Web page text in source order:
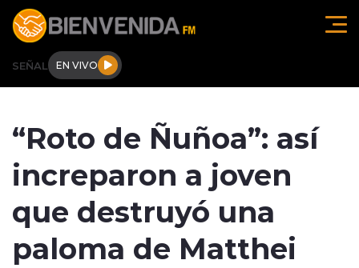
Click acá para ir directamente al contenido
SEÑAL EN VIVO
Región de O'higgins
Regionales
Tendencias
“Roto de Ñuñoa”: así
increparon a joven
que destruyó una
paloma de Matthei